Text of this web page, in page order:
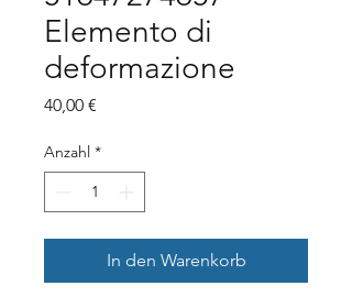
Elemento di
deformazione
40,00 €
Anzahl *
In den Warenkorb